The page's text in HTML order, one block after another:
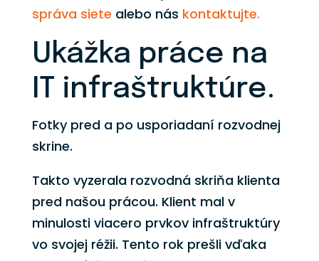
správa siete alebo nás kontaktujte.
Ukážka práce na
IT infraštruktúre.
Fotky pred a po usporiadaní rozvodnej
skrine.
Takto vyzerala rozvodná skriňa klienta
pred našou prácou. Klient mal v
minulosti viacero prvkov infraštruktúry
vo svojej réžii. Tento rok prešli vďaka